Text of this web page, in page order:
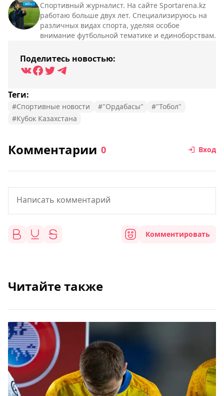
Спортивный журналист. На сайте Sportarena.kz
работаю больше двух лет. Специализируюсь на
различных видах спорта, уделяя особое
внимание футбольной тематике и единоборствам.
Поделитесь новостью:
Теги:
#Спортивные новости #"Ордабасы"
#"Тобол"
#Кубок Казахстана
Комментарии 0 Вход
Комментировать
Читайте также